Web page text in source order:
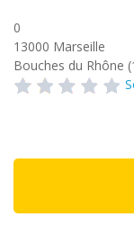
0
13000 Marseille
Bouches du Rhône